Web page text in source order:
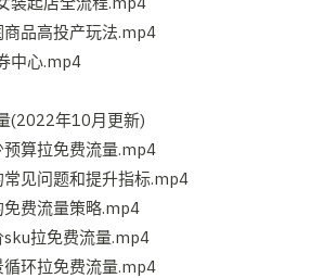
商品高投产玩法.mp4
中心.mp4
(2022年10月更新)
预算拉免费流量.mp4
常见问题和提升指标.mp4
免费流量策略.mp4
sku拉免费流量.mp4
循环拉免费流量.mp4